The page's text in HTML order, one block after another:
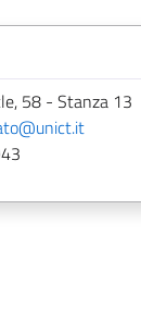
58 - Stanza 13